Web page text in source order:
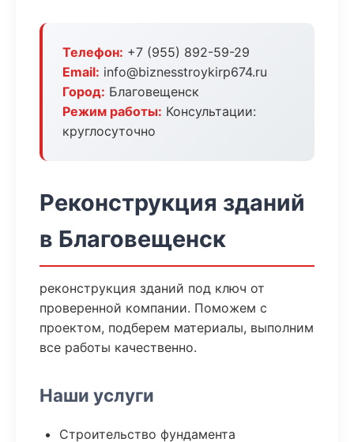
Телефон: +7 (955) 892-59-29
Email: info@biznesstroykirp674.ru
Город: Благовещенск
Режим работы: Консультации:
круглосуточно
Реконструкция зданий
в Благовещенск
реконструкция зданий под ключ от
проверенной компании. Поможем с
проектом, подберем материалы, выполним
все работы качественно.
Наши услуги
Строительство фундамента